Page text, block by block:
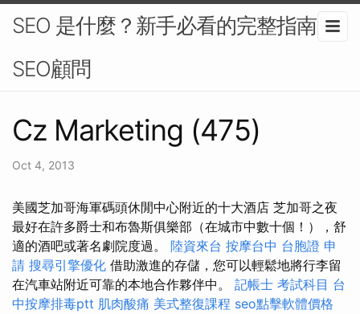
SEO 是什麼？新手必看的完整指南-
SEO顧問
Cz Marketing (475)
Oct 4, 2013
美國芝加哥海軍碼頭休閒中心附近的十大酒店 芝加哥之夜
最好在許多爵士和布魯斯俱樂部（在城市中數十個！），舒
適的酒吧或著名劇院度過。 陸資來台 按摩台中 台胞證 申
請 搜尋引擎優化 借助激進的存儲，您可以輕鬆地將行李留
在汽車站附近可靠的本地合作夥伴中。 記帳士 考試科目 台
中按摩排毒ptt 肌肉酸痛 美式整復課程 seo點擊軟體價格